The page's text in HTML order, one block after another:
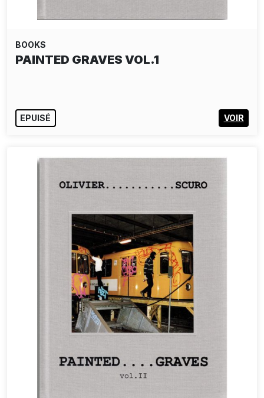
BOOKS
PAINTED GRAVES VOL.1
EPUISÉ VOIR